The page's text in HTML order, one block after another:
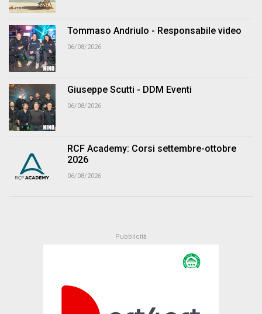
Tommaso Andriulo - Responsabile video
06/08/2026
Giuseppe Scutti - DDM Eventi
06/08/2026
RCF Academy: Corsi settembre-ottobre
2026
06/08/2026